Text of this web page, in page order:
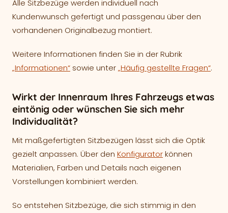
Alle Sitzbezüge werden individuell nach
Kundenwunsch gefertigt und passgenau über den
vorhandenen Originalbezug montiert.
Weitere Informationen finden Sie in der Rubrik
„Informationen“ sowie unter„Häufig gestellte Fragen“.
Wirkt der Innenraum Ihres Fahrzeugs etwas
eintönig oder wünschen Sie sich mehr
Individualität?
Mit maßgefertigten Sitzbezügen lässt sich die Optik
gezielt anpassen. Über den Konfiguratorkönnen
Materialien, Farben und Details nach eigenen
Vorstellungen kombiniert werden.
So entstehen Sitzbezüge, die sich stimmig in den